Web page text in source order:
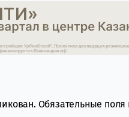
Обязательные